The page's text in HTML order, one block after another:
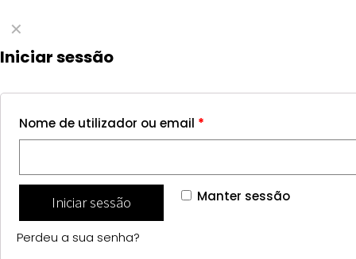
✕
Iniciar sessão
Nome de utilizador ou email *
Manter sessão
Iniciar sessão
Perdeu a sua senha?